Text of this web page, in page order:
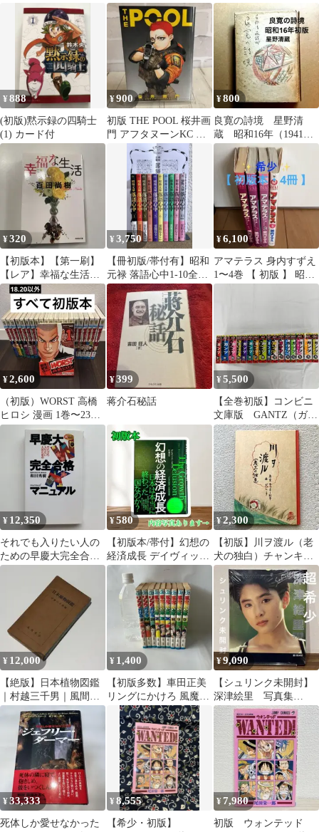
て、それはないでしょ
ットハガキ付き
２冊 初版品
¥888
(初版)黙示録の四騎士
(1) カード付
¥900
初版 THE POOL 桜井画
門 アフタヌーンKC 講
談社 コミック 漫画
¥800
良寛の詩境 星野清
蔵 昭和16年（1941
年）初版本
¥320
【初版本】【第一刷】
【レア】幸福な生活
百田尚樹 小説
¥3,750
【冊初版/帯付有】昭和
元禄 落語心中1-10全巻
セット 雲田はるこ
¥6,100
アマテラス 身内すずえ
1〜4巻 【 初版 】 昭和
レトロ 希少 人気 漫画
¥2,600
（初版）WORST 高橋
ヒロシ 漫画 1巻〜23巻
セット
¥399
蒋介石秘話
¥5,500
【全巻初版】コンビニ
文庫版 GANTZ（ガン
ツ）全巻セット
¥ 12,350
それでも入りたい人の
ための早慶大完全合格
マニュアル（ワニの勝
受験本）※初版
¥580
【初版本/帯付】幻想の
経済成長 デイヴィッ
ド・ピリング 早川書房
話題作
¥2,300
【初版】川ヲ渡ル（老
犬の独白）チャンキー
松本&犬ん子 ボリス文
庫 ボリス雑貨店
¥ 12,000
【絶版】日本植物図鑑
｜村越三千男｜風間書
房
¥ 1,400
【初版多数】車田正美
リングにかけろ 風魔の
小次郎9冊セット ジャ
ンプコミックス
¥9,090
【シュリンク未開封】
深津絵里 写真集
「Sobacasu」【絶版】
¥33,333
死体しか愛せなかった
¥8,555
【希少・初版】
¥7,980
初版 ウォンテッド